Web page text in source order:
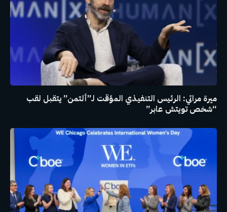
ميرة مراتي: الرئيس التنفيذي المؤقت لـ”ألتمن” يتقبل لقب
“شخص تويتش عابر”